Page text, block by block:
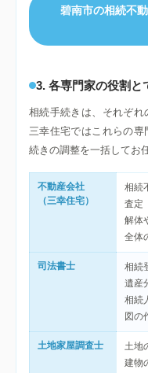
碧南市の相続不
3. 各専門家の役割と
相続手続きは、それぞれ
三幸住宅ではこれらの
続きの調整を一括してお
不動産会社
（三幸住宅）
相続
査定
解体
全体
司法書士
相続
遺産
相続
図の
土地家屋調査士
土地
建物